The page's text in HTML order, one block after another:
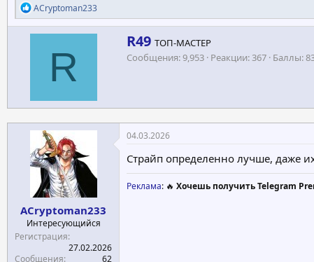
Р
е
а
ACryptoman233
R
А
в
т
R49 ТОП-МАСТЕР
Сообщения 9,953 Реакции 367 Баллы
ACryptoman233
Интересующийся
Регистрация
27.02.2026
Сообщения
62
04.03.2026
Страйп определенно лучше, даже
Реклама: 🔥 Хочешь получить Telegram